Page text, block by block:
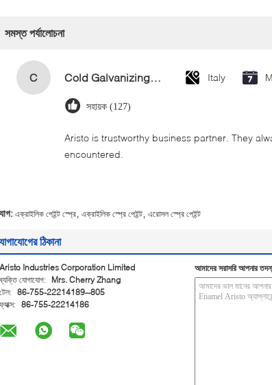
সমস্ত পর্যালোচনা
C Cold Galvanizing Zinc Spray Paint 400ml Italy
সহায়ক (127)
Aristo is trustworthy business partner. They
encountered.
এক্রাইলিক পেইন্ট স্প্রে এক্রাইলিক স্প্রে পেইন্ট এরোসল স্প্রে পেইন্ট
ঠিকানা
Aristo Industries Corporation Limited
ব্যক্তি যোগাযোগ:
Mrs. Cherry Zhang
টেল: 86-755-22214189--805
ফ্যাক্স: 86-755-22214186
আমাদের সরাসরি আপনার